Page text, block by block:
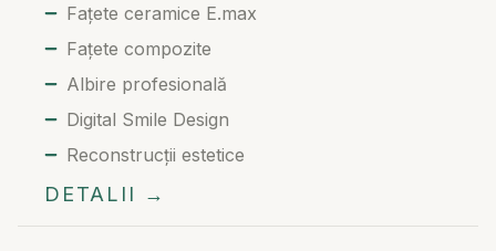
Fațete ceramice E.max
Fațete compozite
Albire profesională
Digital Smile Design
Reconstrucții estetice
DETALII →